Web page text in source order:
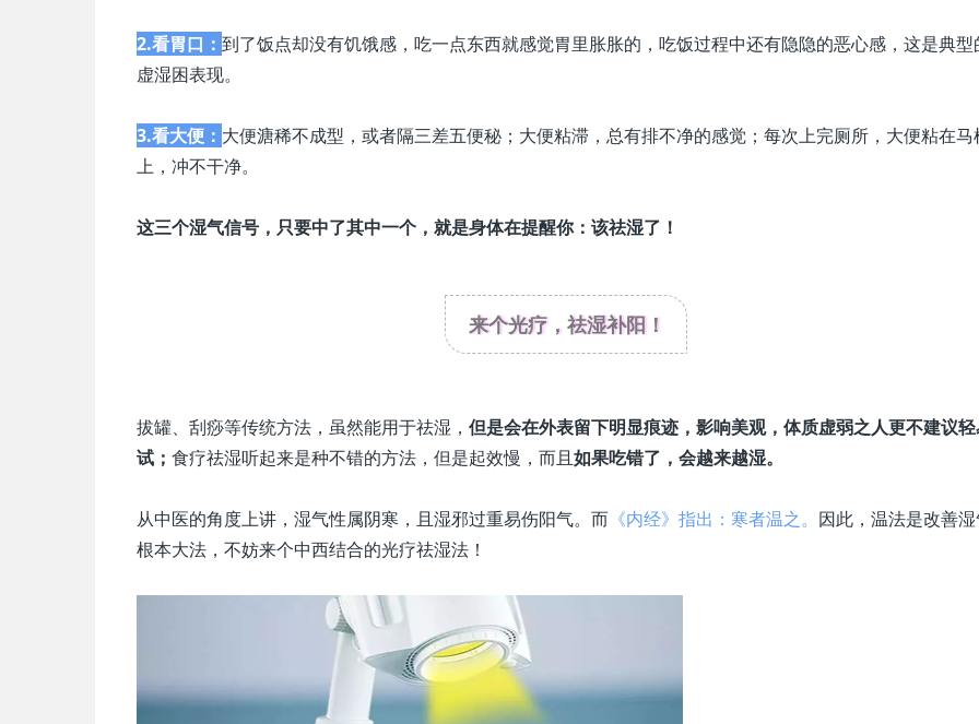
2.看胃口： 到了饭点却没有饥饿感，吃一点东西就感觉胃里胀胀的，吃饭过程中还有隐隐的恶心感，这是典型
虚湿困表现。
3.看大便： 大便溏稀不成型，或者隔三差五便秘；大便粘滞，总有排不净的感觉；每次上完厕所，大便粘在马
上，冲不干净。
这三个湿气信号，只要中了其中一个，就是身体在提醒你： 该祛湿了！
来个光疗，祛湿补阳！
拔罐、刮痧等传统方法，虽然能用于祛湿， 但是会在外表留下明显痕迹，影响美观，体质虚弱之人更不建议
试； 食疗祛湿听起来是种不错的方法，但是起效慢，而且如果吃错了，会越来越湿。
从中医的角度上讲，湿气性属阴寒，且湿邪过重易伤阳气。而 《内经》指出：寒者温之。 因此，温法是改善
根本大法，不妨来个中西结合的光疗祛湿法！